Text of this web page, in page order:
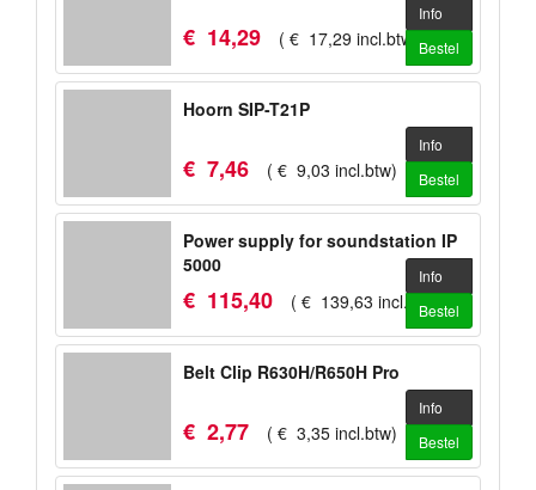
€ 14,29 ( € 17,29 incl.btw)
Info
Bestel
Hoorn SIP-T21P
€ 7,46 ( € 9,03 incl.btw)
Info
Bestel
Power supply for soundstation IP
5000
€ 115,40 ( € 139,63 incl.btw)
Info
Bestel
Belt Clip R630H/R650H Pro
€ 2,77 ( € 3,35 incl.btw)
Info
Bestel